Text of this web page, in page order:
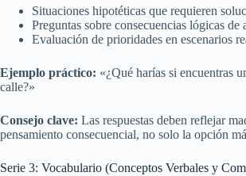
Situaciones hipotéticas que requieren
Preguntas sobre consecuencias lógicas de
Evaluación de prioridades en escenarios
Ejemplo práctico: «¿Qué harías si encuentras
calle?»
Consejo clave: Las respuestas deben reflejar
pensamiento consecuencial, no solo la opción
Serie 3: Vocabulario (Conceptos Verbales y